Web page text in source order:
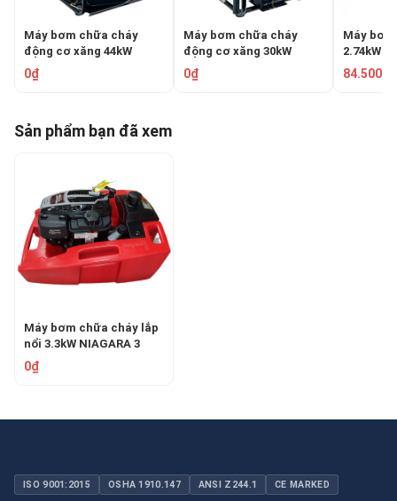
Máy bơm chữa cháy
động cơ xăng 44kW
Tohatsu VE1500W
0₫
Máy bơm chữa cháy
động cơ xăng 30kW
Tohatsu V72AS
0₫
Máy
2.74kW
Sản phẩm bạn đã xem
Máy bơm chữa cháy lắp
nổi 3.3kW NIAGARA 3
MAX
0₫
ISO 9001:2015 OSHA 1910.147 ANSI Z244.1 CE MARKED